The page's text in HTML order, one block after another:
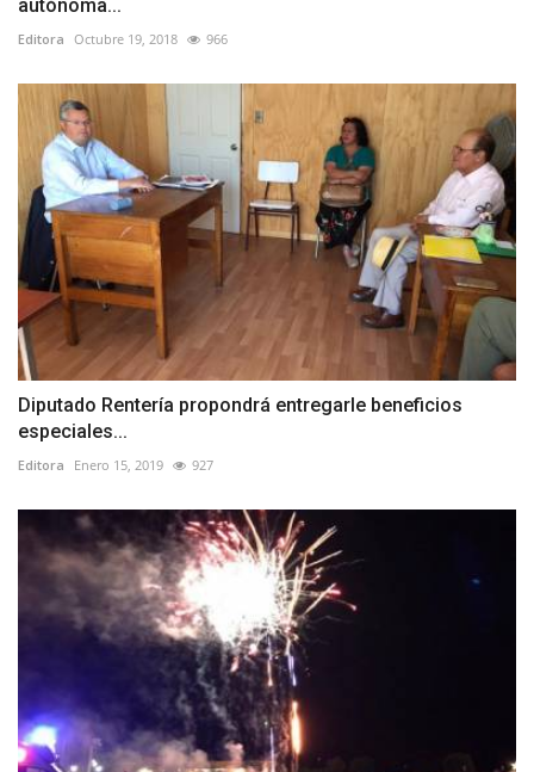
autónoma...
Editora Octubre 19, 2018 966
Diputado Rentería propondrá entregarle beneficios
especiales...
Editora Enero 15, 2019 927